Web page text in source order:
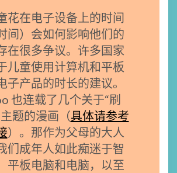
花在电子设备上的时间
间）会如何影响他们的
在很多争议。许多国家
儿童使用计算机和平板
子产品的时长的建议。
也连载了几个关于“刷
题的漫画（具体请参考
）。那作为父母的大人
们成年人如此痴迷于智
平板电脑和电脑，以至